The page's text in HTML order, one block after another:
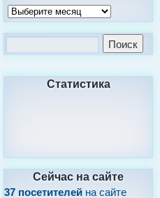
Статистика
Сейчас на сайте
37 посетителей на сайте